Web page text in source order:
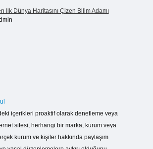
Ilk Dünya Haritasını Çizen Bilim Adamı
içerikleri proaktif olarak denetleme veya
sitesi, herhangi bir marka, kurum veya
kurum ve kişiler hakkında paylaşım